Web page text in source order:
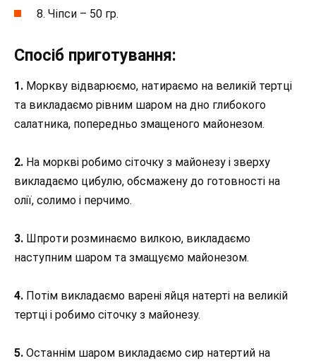
8. Чіпси – 50 гр.
Спосіб приготування:
1. Моркву відварюємо, натираємо на великій тертці
та викладаємо рівним шаром на дно глибокого
салатника, попередньо змащеного майонезом.
2. На моркві робимо сіточку з майонезу і зверху
викладаємо цибулю, обсмажену до готовності на
олії, солимо і перчимо.
3. Шпроти розминаємо вилкою, викладаємо
наступним шаром та змащуємо майонезом.
4. Потім викладаємо варені яйця натерті на великій
тертці і робимо сіточку з майонезу.
5. Останнім шаром викладаємо сир натертий на